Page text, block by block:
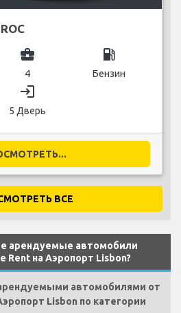
business_center
4
local_gas_station
Бензин
login
5 Дверь
ВСЕ
арендуемые автомобили
Rent на Аэропорт Lisbon?
автомобилями от
Lisbon по категории